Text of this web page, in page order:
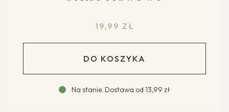
19,99 ZŁ
DO KOSZYKA
Na stanie. Dostawa od 13,99 zł